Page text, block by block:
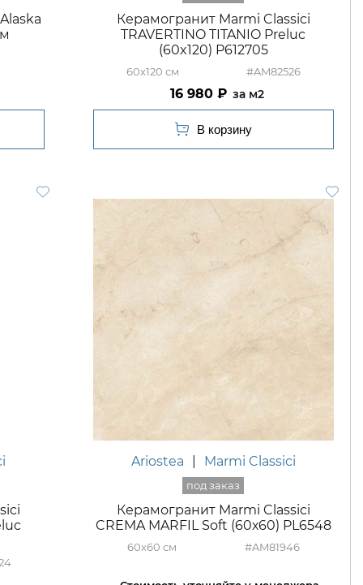
Керамогранит Marmi Classici
TRAVERTINO TITANIO Preluc
(60x120) P612705
60x120 #AM82526
16 980 м2
Ariostea Marmi Classici
Керамогранит Marmi Classici
CREMA MARFIL Soft (60х60) PL6548
60x60 #AM81946